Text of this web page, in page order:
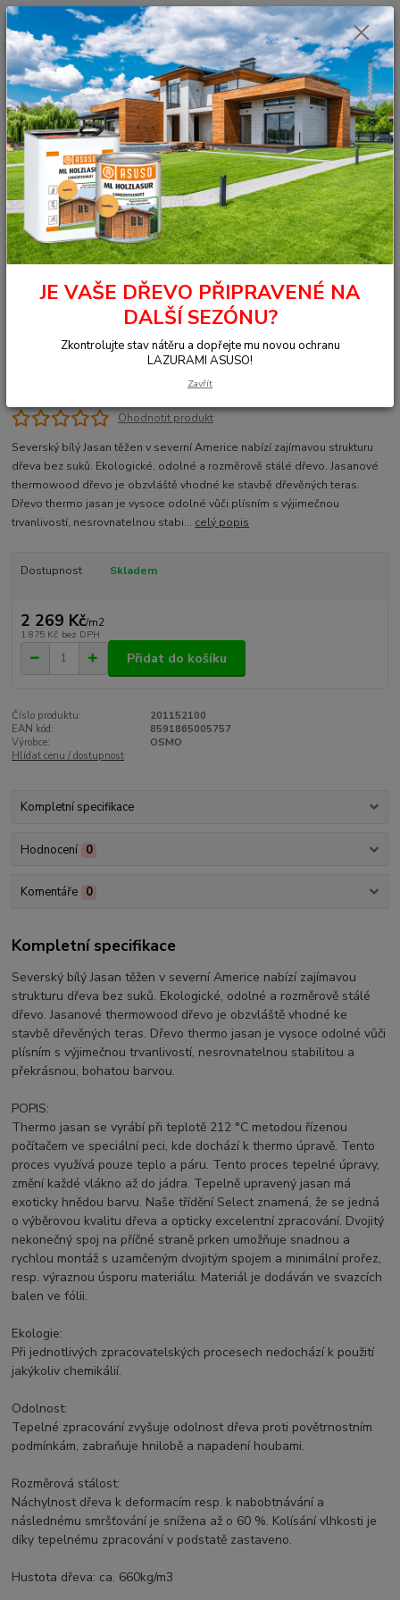
Menu
Hledat
+420 377 441 961 0ks
za 0,00 Kč
Úvod TERASY Terasy THERMO
Thermo jasan Clip hladký
20x115x2100
Thermo jasan Clip hladký
20x115x2100
Ohodnotit produkt
Severský bílý Jasan těžen v severní Americe nabízí zajímavou strukturu
dřeva bez suků. Ekologické, odolné a rozměrově stálé dřevo. Jasanové
thermowood dřevo je obzvláště vhodné ke stavbě dřevěných teras.
Dřevo thermo jasan je vysoce odolné vůči plísním s výjimečnou
trvanlivostí, nesrovnatelnou stabi... celý popis
Dostupnost Skladem
2 269 Kč/m2
1 875 Kč bez DPH
Přidat do košíku
Číslo produktu:
201152100
EAN kód:
8591865005757
Výrobce:
OSMO
Hlídat cenu / dostupnost
Kompletní specifikace
Hodnocení 0
Komentáře 0
Kompletní specifikace
Severský bílý Jasan těžen v severní Americe nabízí zajímavou
strukturu dřeva bez suků. Ekologické, odolné a rozměrově stálé
dřevo. Jasanové thermowood dřevo je obzvláště vhodné ke
stavbě dřevěných teras. Dřevo thermo jasan je vysoce odolné vůči
plísním s výjimečnou trvanlivostí, nesrovnatelnou stabilitou a
překrásnou, bohatou barvou.
POPIS:
Thermo jasan se vyrábí při teplotě 212 °C metodou řízenou
počítačem ve speciální peci, kde dochází k thermo úpravě. Tento
proces využívá pouze teplo a páru. Tento proces tepelné úpravy,
změní každé vlákno až do jádra. Tepelně upravený jasan má
exoticky hnědou barvu. Naše třídění Select znamená, že se jedná
o výběrovou kvalitu dřeva a opticky excelentní zpracování. Dvojitý
nekonečný spoj na příčné straně prken umožňuje snadnou a
rychlou montáž s uzamčeným dvojitým spojem a minimální prořez,
resp. výraznou úsporu materiálu. Materiál je dodáván ve svazcích
balen ve fólii.
Ekologie:
Při jednotlivých zpracovatelských procesech nedochází k použití
jakýkoliv chemikálií.
Odolnost:
Tepelné zpracování zvyšuje odolnost dřeva proti povětrnostním
podmínkám, zabraňuje hnilobě a napadení houbami.
Rozměrová stálost:
Náchylnost dřeva k deformacím resp. k nabobtnávání a
následnému smršťování je snížena až o 60 %. Kolísání vlhkosti je
díky tepelnému zpracování v podstatě zastaveno.
Hustota dřeva: ca. 660kg/m3
JE VAŠE DŘEVO PŘIPRAVENÉ NA
DALŠÍ SEZÓNU?
Zkontrolujte stav nátěru a dopřejte mu novou ochranu
LAZURAMI ASUSO!
Zavřít